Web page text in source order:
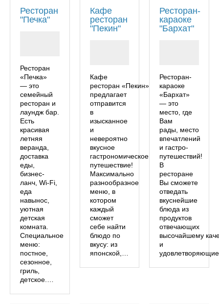
Ресторан
"Печка"
Ресторан
«Печка»
— это
семейный
ресторан и
лаундж бар.
Есть
красивая
летняя
веранда,
доставка
еды,
бизнес-
ланч, Wi-Fi,
еда
навынос,
уютная
детская
комната.
Специальное
меню:
постное,
сезонное,
гриль,
детское.…
Кафе
ресторан
"Пекин"
Кафе
ресторан «Пекин»
предлагает
отправится
в
изысканное
и
невероятно
вкусное
гастрономическое
путешествие!
Максимально
разнообразное
меню, в
котором
каждый
сможет
себе найти
блюдо по
вкусу: из
японской,…
Ресторан-
караоке
"Бархат"
Ресторан-
караоке
«Бархат»
— это
место, где
Вам
рады, место
впечатлений
и гастро-
путешествий!
В
ресторане
Вы сможете
отведать
вкуснейшие
блюда из
продуктов
отвечающих
высочайшему
и